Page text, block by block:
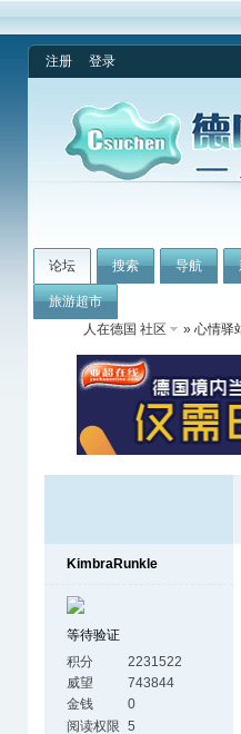
注册 登录
论坛 搜索 导航
旅游超市
人在德国 社区
» 心情驿
KimbraRunkle
等待验证
积分
2231522
威望
743844
金钱
0
阅读权限 5